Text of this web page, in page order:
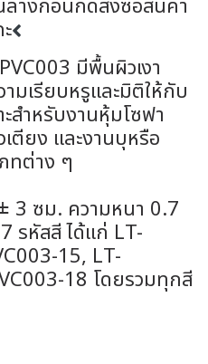
ล่างก่อนกดสั่งซื้อสินค้า
มีพื้นผิวเงา
มเรียบหรูและมิติให้กับ
สำหรับงานหุ้มโซฟา
เตียง และงานบุหรือ
ทต่าง ๆ
3 ซม. ความหนา 0.7
รหัสสี ได้แก่ LT-
15, LT-
18 โดยรวมทุกสี